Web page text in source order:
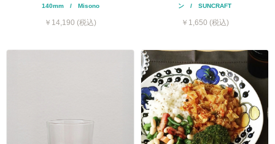
140mm / Misono
￥14,190 (税込)
ン / SUNCRAFT
￥1,650 (税込)